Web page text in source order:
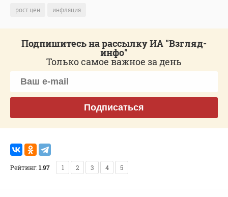
рост цен инфляция
Подпишитесь на рассылку ИА "Взгляд-
инфо"
Только самое важное за день
Подписаться
Рейтинг:1.97 1 2 3 4 5